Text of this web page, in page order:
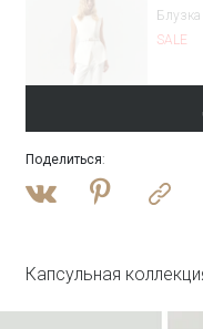
SALE
Брюки
Поделиться:
Капсульная